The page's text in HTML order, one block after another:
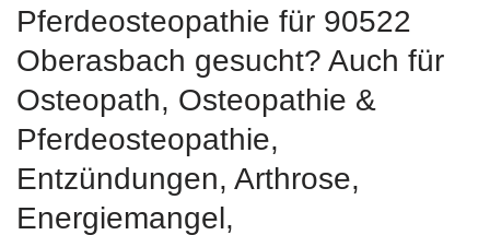
Pferdeosteopathie für 90522
Oberasbach gesucht? Auch für
Osteopath, Osteopathie &
Pferdeosteopathie,
Entzündungen, Arthrose,
Energiemangel,